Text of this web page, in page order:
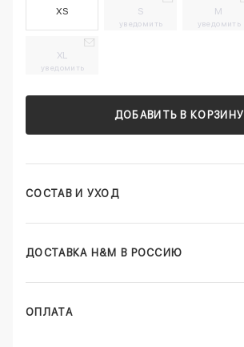
XS S
уведомить
M
уведомить
XL
уведомить
ДОБАВИТЬ В КОРЗИНУ
СОСТАВ И УХОД
ДОСТАВКА H&M В РОССИЮ
ОПЛАТА